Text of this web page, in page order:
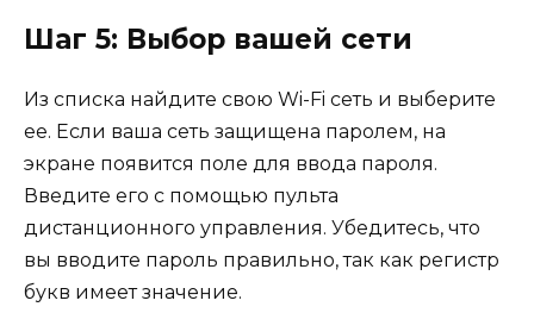
Шаг 5: Выбор вашей сети
Из списка найдите свою Wi-Fi сеть и выберите
ее. Если ваша сеть защищена паролем, на
экране появится поле для ввода пароля.
Введите его с помощью пульта
дистанционного управления. Убедитесь, что
вы вводите пароль правильно, так как регистр
букв имеет значение.